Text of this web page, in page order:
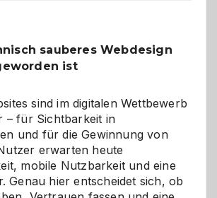
sauberes Webdesign
ist
sind im digitalen Wettbewerb
– für Sichtbarkeit in
und für die Gewinnung von
erwarten heute
mobile Nutzbarkeit und eine
Genau hier entscheidet sich, ob